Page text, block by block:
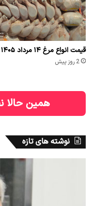
قیمت انواع مرغ ۱۴ مرداد ۱۴۰۵
2 روز پیش
همین حالا
نوشته های تازه